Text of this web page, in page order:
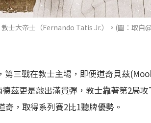
教士大帝士（Fernando Tatis Jr.）。(圖：取自
第三戰在教士主場，即便道奇貝茲
茲更是敲出滿貫彈，教士靠著第2局
，取得系列賽2比1聽牌優勢。